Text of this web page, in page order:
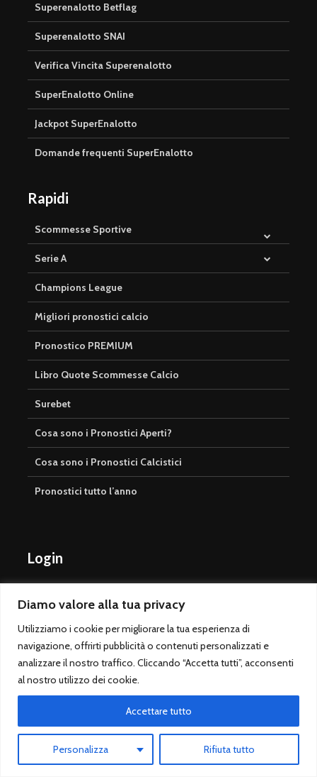
Diamo valore alla tua privacy
Utilizziamo i cookie per migliorare la tua esperienza di
navigazione, offrirti pubblicità o contenuti personalizzati e
analizzare il nostro traffico. Cliccando “Accetta tutti”, acconsenti
al nostro utilizzo dei cookie.
Personalizza Rifiuta tutto
Accettare tutto
Superenalotto Betflag
Superenalotto SNAI
Verifica Vincita Superenalotto
SuperEnalotto Online
Jackpot SuperEnalotto
Domande frequenti SuperEnalotto
Rapidi
Scommesse Sportive
Serie A
Champions League
Migliori pronostici calcio
Pronostico PREMIUM
Libro Quote Scommesse Calcio
Surebet
Cosa sono i Pronostici Aperti?
Cosa sono i Pronostici Calcistici
Pronostici tutto l’anno
Login
Iscrivi alla Newsletter
Qui non troverete il mago delle scommesse, ma molto di
più. Avete a disposizione ipronostici oggi"studiati" dai